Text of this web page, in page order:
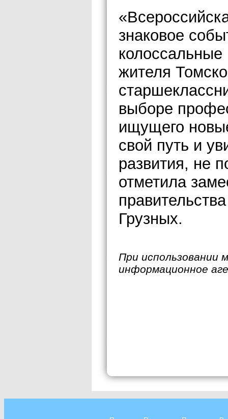
знаковое
жителя
выборе
ищущего
свой путь и
развития, не
отметила
Грузных.
При использовании
информационное